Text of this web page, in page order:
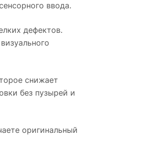
ввода.
дефектов.
снижает
без пузырей и
оригинальный